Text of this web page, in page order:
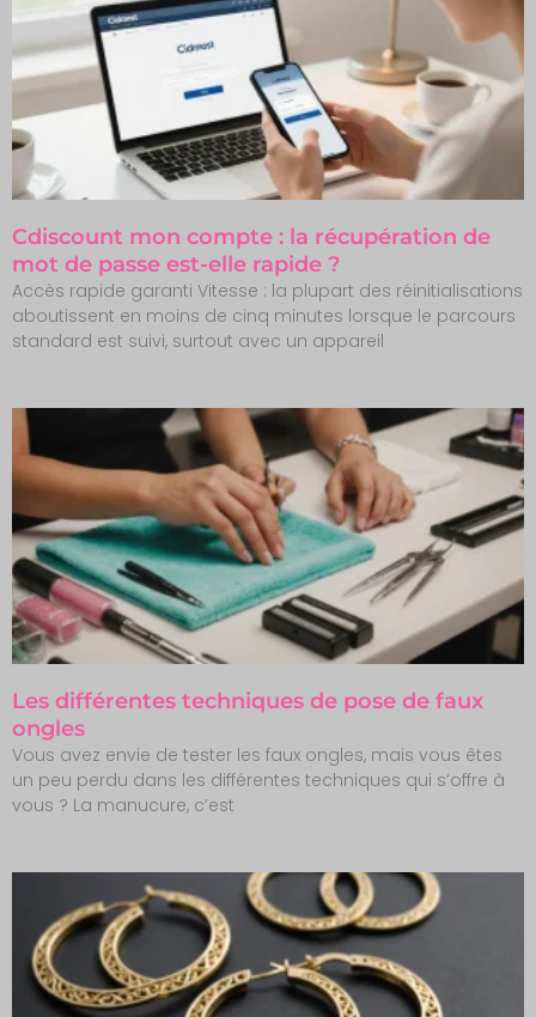
Cdiscount mon compte : la récupération de
mot de passe est-elle rapide ?
Accès rapide garanti Vitesse : la plupart des réinitialisations
aboutissent en moins de cinq minutes lorsque le parcours
standard est suivi, surtout avec un appareil
Les différentes techniques de pose de faux
ongles
Vous avez envie de tester les faux ongles, mais vous êtes
un peu perdu dans les différentes techniques qui s’offre à
vous ? La manucure, c’est